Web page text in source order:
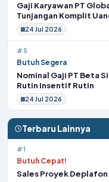
Gaji Karyawan PT
Tunjangan Komplit
24 Jul 2026
#5
Butuh Segera
Nominal Gaji PT Beta
Rutin Insentif Rutin
24 Jul 2026
Terbaru Lainnya
#1
Butuh Cepat!
Sales Proyek